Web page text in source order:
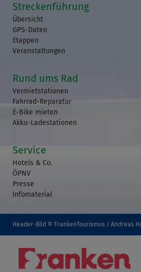
Streckenführung
Übersicht
GPS-Daten
Etappen
Veranstaltungen
Rund ums Rad
Vermietstationen
Fahrrad-Reparatur
E-Bike mieten
Akku-Ladestationen
Service
Hotels & Co.
ÖPNV
Presse
Infomaterial
Header-Bild © FrankenTourismus / Andreas